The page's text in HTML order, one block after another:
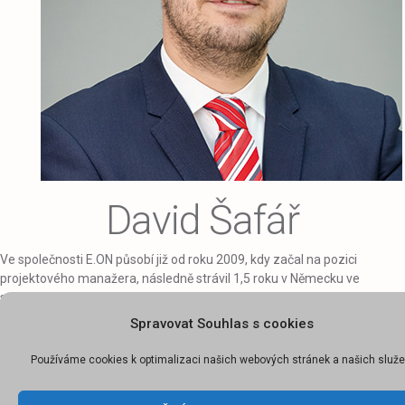
Spravovat Souhlas s cookies
Používáme cookies k optimalizaci našich webových stránek a našich
David Šafář
Ve společnosti E.ON působí již od roku 2009, kdy začal na pozici
projektového manažera, následně strávil 1,5 roku v Německu ve
společnosti E.ON Metering. V roce 2012 se ujal první vedoucí pozice
v útvaru Asset Strategy and Projects, navazovala funkce vedoucího
Strategických projektů se zaměřením na národní a mezinárodní
projekty v distribuci. Následně rozšířil své pole působnosti i mimo
a technického rozvoje se zaměřením na energy solution, e-mobilitu